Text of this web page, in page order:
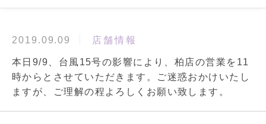
2019.09.09 店舗情報
本日9/9、台風15号の影響により、柏店の営業を11
時からとさせていただきます。ご迷惑おかけいたし
ますが、ご理解の程よろしくお願い致します。